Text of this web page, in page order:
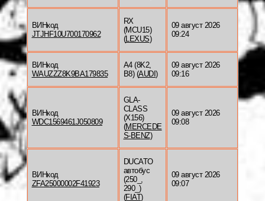
ВИНкод
JTJHF10U700170962
RX
(MCU15)
(LEXUS)
09 август 2026
09:24
ВИНкод
WAUZZZ8K9BA179835
A4 (8K2,
B8) (AUDI )
09 август 2026
09:16
ВИНкод
WDC1569461J050809
GLA-
CLASS
(X156)
(MERCEDE
S-BENZ)
09 август 2026
09:08
ВИНкод
ZFA25000002F41923
DUCATO
автобус
(250_,
290_)
(FIAT)
09 август 2026
09:07